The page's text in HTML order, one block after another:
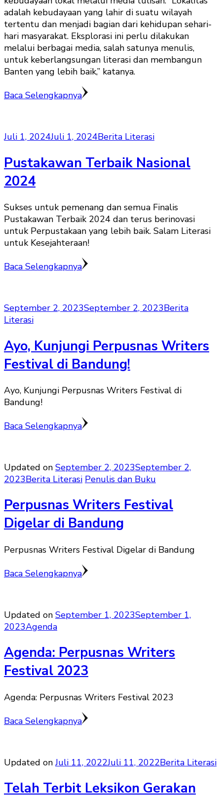
adalah kebudayaan yang lahir di suatu wilayah
tertentu dan menjadi bagian dari kehidupan sehari-
hari masyarakat. Eksplorasi ini perlu dilakukan
melalui berbagai media, salah satunya menulis,
untuk keberlangsungan literasi dan membangun
Banten yang lebih baik,” katanya.
Baca Selengkapnya
Juli 1, 2024Juli 1, 2024Berita Literasi
Pustakawan Terbaik Nasional
2024
Sukses untuk pemenang dan semua Finalis
Pustakawan Terbaik 2024 dan terus berinovasi
untuk Perpustakaan yang lebih baik. Salam Literasi
untuk Kesejahteraan!
Baca Selengkapnya
September 2, 2023September 2, 2023Berita
Literasi
Ayo, Kunjungi Perpusnas Writers
Festival di Bandung!
Ayo, Kunjungi Perpusnas Writers Festival di
Bandung!
Baca Selengkapnya
Updated on September 2, 2023September 2,
2023Berita Literasi Penulis dan Buku
Perpusnas Writers Festival
Digelar di Bandung
Perpusnas Writers Festival Digelar di Bandung
Baca Selengkapnya
Updated on September 1, 2023September 1,
2023Agenda
Agenda: Perpusnas Writers
Festival 2023
Agenda: Perpusnas Writers Festival 2023
Baca Selengkapnya
Updated onJuli 11, 2022Juli 11, 2022Berita Literasi
Telah Terbit Leksikon Gerakan